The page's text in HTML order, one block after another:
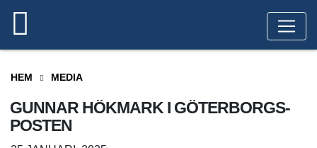
HEM MEDIA
GUNNAR HÖKMARK I GÖTERBORGS-
POSTEN